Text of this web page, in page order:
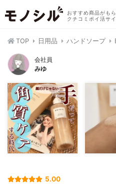
おすすめ商品がも
クチコミポイ活サイ
TOP 日用品 ハンドソープ
会社員
みゆ
5.00